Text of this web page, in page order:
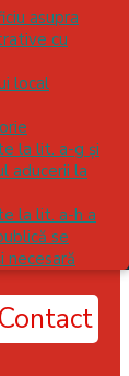
asupra
cu
local
la lit. a-g și
aducerii la
la lit. a-h a
se
necesară
Contact